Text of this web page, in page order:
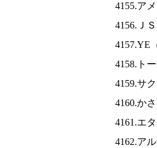
4155.ア
4156.Ｊ
4157.YE
4158.ト
4159.サ
4160.か
4161.エ
4162.ア